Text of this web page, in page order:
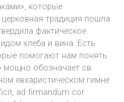
которые
традиция пошла
фактическое
хлеба и вина. Есть
помогают нам понять
мощно обозначает св.
евхаристическом гимне
ad firmandum cor